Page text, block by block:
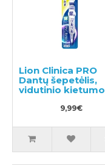
Lion Clinica PRO
Dantų šepetėlis,
vidutinio kietumo
9,99€